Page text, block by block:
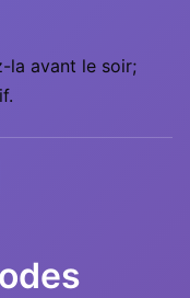
la avant le soir;